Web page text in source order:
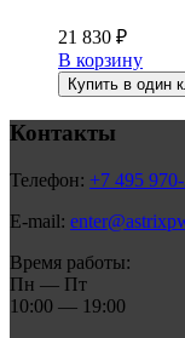
21 830 ₽
В корзину
Купить в один
Контакты
Телефон: +7 495
E-mail:
Время работы:
Пн — Пт
10:00 — 19:00